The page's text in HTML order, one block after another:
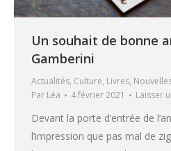
Un souhait de bonne
Gamberini
Actualités, Culture, Livres,
Par Léa 4 février 2021 Laisser
Devant la porte d’entrée de
l’impression que pas mal de